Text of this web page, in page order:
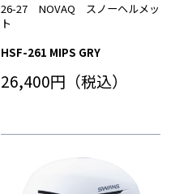
26-27 NOVAQ スノーヘルメッ
ト
HSF-261 MIPS GRY
26,400円（税込）